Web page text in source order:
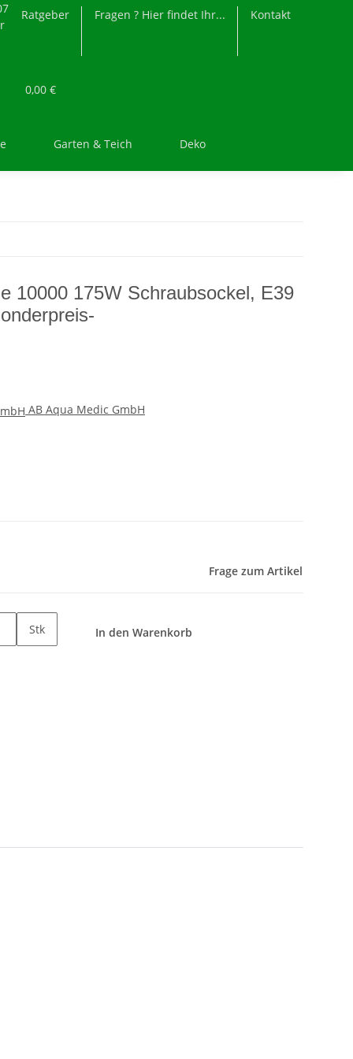
Ratgeber Fragen ? Hier findet Ihr... Kontakt
0,00 €
Garten & Teich Deko
10000 175W Schraubsockel, E39
AB Aqua Medic GmbH
Frage zum Artikel
Stk In den Warenkorb